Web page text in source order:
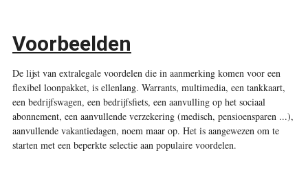
Voorbeelden
De lijst van extralegale voordelen die in aanmerking komen voor een
flexibel loonpakket, is ellenlang. Warrants, multimedia, een tankkaart,
een bedrijfswagen, een bedrijfsfiets, een aanvulling op het sociaal
abonnement, een aanvullende verzekering (medisch, pensioensparen ...),
aanvullende vakantiedagen, noem maar op. Het is aangewezen om te
starten met een beperkte selectie aan populaire voordelen.